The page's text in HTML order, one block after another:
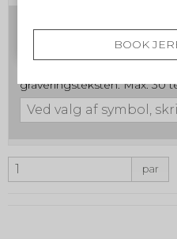
Ved valg af symbol, skriv
ønskes placeret. f.eks.
graveringsteksten. Max. 30
par
BOOK